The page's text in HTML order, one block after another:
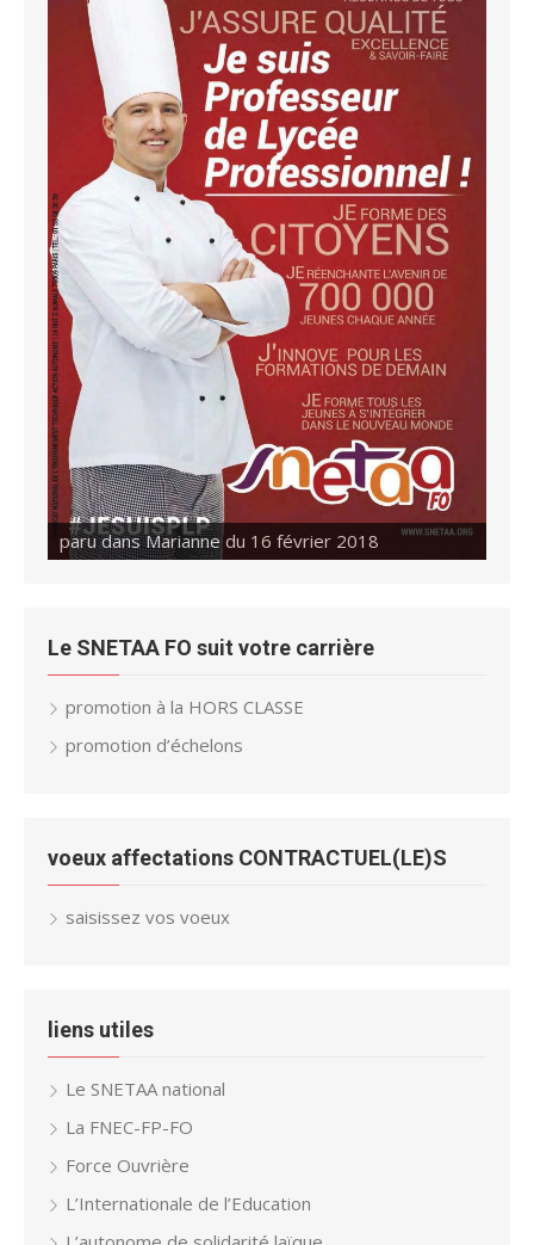
paru dans Marianne du 16 février 2018
Le SNETAA FO suit votre carrière
promotion à la HORS CLASSE
promotion d’échelons
voeux affectations CONTRACTUEL(LE)S
saisissez vos voeux
liens utiles
Le SNETAA national
La FNEC-FP-FO
Force Ouvrière
L’Internationale de l’Education